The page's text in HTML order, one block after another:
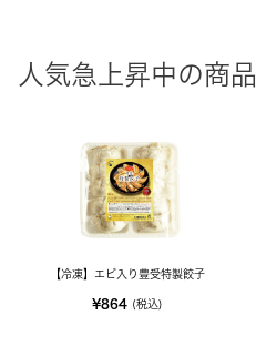
人気急上昇中の商品
【冷凍】エビ入り豊受特製餃子
¥864 (税込)